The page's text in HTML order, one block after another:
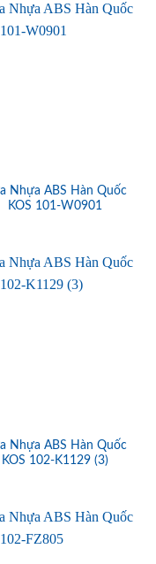
Nhựa ABS Hàn Quốc
KOS 101-W0901
Nhựa ABS Hàn Quốc
KOS 102-K1129 (3)